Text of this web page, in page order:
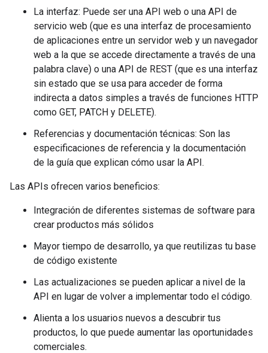
La interfaz: Puede ser una API web o una API de
servicio web (que es una interfaz de procesamiento
de aplicaciones entre un servidor web y un navegador
web a la que se accede directamente a través de una
palabra clave) o una API de REST (que es una interfaz
sin estado que se usa para acceder de forma
indirecta a datos simples a través de funciones HTTP
como GET, PATCH y DELETE).
Referencias y documentación técnicas: Son las
especificaciones de referencia y la documentación
de la guía que explican cómo usar la API.
Las APIs ofrecen varios beneficios:
Integración de diferentes sistemas de software para
crear productos más sólidos
Mayor tiempo de desarrollo, ya que reutilizas tu base
de código existente
Las actualizaciones se pueden aplicar a nivel de la
API en lugar de volver a implementar todo el código.
Alienta a los usuarios nuevos a descubrir tus
productos, lo que puede aumentar las oportunidades
comerciales.